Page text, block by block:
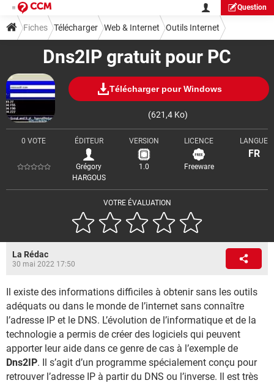
Question
Dns2IP gratuit pour PC
Télécharger pour Windows
(621,4 Ko)
VOTRE ÉVALUATION
0 VOTE ÉDITEUR
Grégory
HARGOUS
VERSION
1.0
LICENCE
Freeware
LANGUE
FR
Fiches Télécharger Web & Internet Outils Internet
La Rédac
30 mai 2022 17:50
Il existe des informations difficiles à obtenir sans les outils
adéquats ou dans le monde de l’internet sans connaître
l’adresse IP et le DNS. L’évolution de l’informatique et de la
technologie a permis de créer des logiciels qui peuvent
apporter leur aide dans ce genre de cas à l’exemple de
Dns2IP. Il s’agit d’un programme spécialement conçu pour
retrouver l’adresse IP à partir du DNS ou l’inverse. Il est très